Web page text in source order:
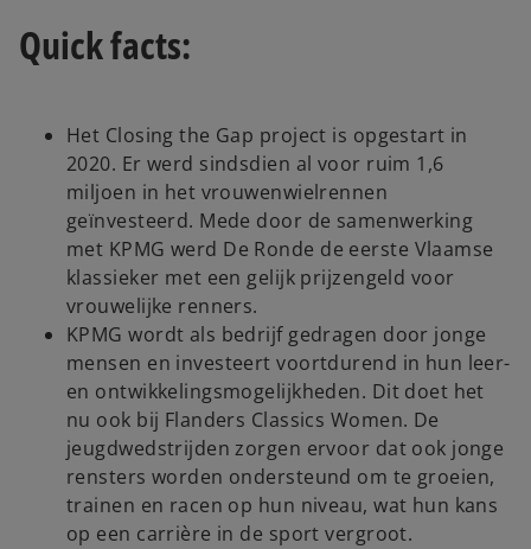
Quick facts:
Het Closing the Gap project is opgestart in
2020. Er werd sindsdien al voor ruim 1,6
miljoen in het vrouwenwielrennen
geïnvesteerd. Mede door de samenwerking
met KPMG werd De Ronde de eerste Vlaamse
klassieker met een gelijk prijzengeld voor
vrouwelijke renners.
KPMG wordt als bedrijf gedragen door jonge
mensen en investeert voortdurend in hun leer-
en ontwikkelingsmogelijkheden. Dit doet het
nu ook bij Flanders Classics Women. De
jeugdwedstrijden zorgen ervoor dat ook jonge
rensters worden ondersteund om te groeien,
trainen en racen op hun niveau, wat hun kans
op een carrière in de sport vergroot.
o